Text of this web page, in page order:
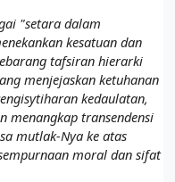
"setara dalam
kesatuan dan
tafsiran hierarki
menjejaskan ketuhanan
kedaulatan,
menangkap transendensi
mutlak-Nya ke atas
moral dan sifat